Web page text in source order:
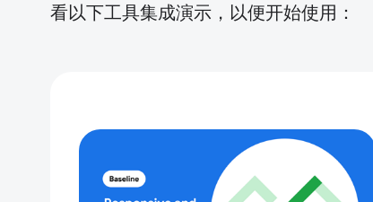
看以下工具集成演示，以便开始使用：